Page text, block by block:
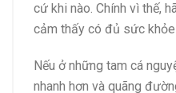
cứ khi nào. Chính vì thế,
cảm thấy có đủ sức
Nếu ở những tam cá
nhanh hơn và quãng